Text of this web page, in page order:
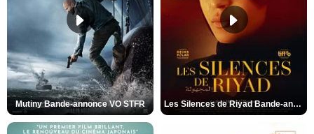
Mutiny Bande-annonce VO STFR Les Silences de Riyad Bande-annonce VO STFR